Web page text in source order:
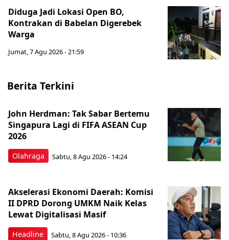
Diduga Jadi Lokasi Open BO,
Kontrakan di Babelan Digerebek
Warga
Jumat, 7 Agu 2026 - 21:59
Berita Terkini
Olahraga
John Herdman: Tak Sabar Bertemu
Singapura Lagi di FIFA ASEAN Cup
2026
Sabtu, 8 Agu 2026 - 14:24
Headline
Akselerasi Ekonomi Daerah: Komisi
II DPRD Dorong UMKM Naik Kelas
Lewat Digitalisasi Masif
Sabtu, 8 Agu 2026 - 10:36